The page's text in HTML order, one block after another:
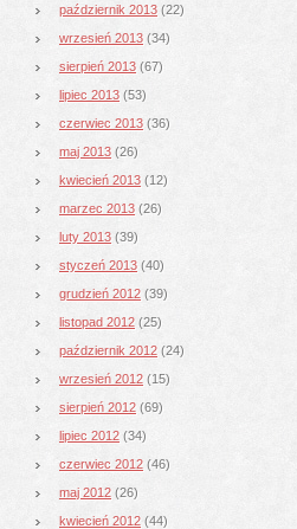
październik 2013 (22)
wrzesień 2013 (34)
sierpień 2013 (67)
lipiec 2013 (53)
czerwiec 2013 (36)
maj 2013 (26)
kwiecień 2013 (12)
marzec 2013 (26)
luty 2013 (39)
styczeń 2013 (40)
grudzień 2012 (39)
listopad 2012 (25)
październik 2012 (24)
wrzesień 2012 (15)
sierpień 2012 (69)
lipiec 2012 (34)
czerwiec 2012 (46)
maj 2012 (26)
kwiecień 2012 (44)